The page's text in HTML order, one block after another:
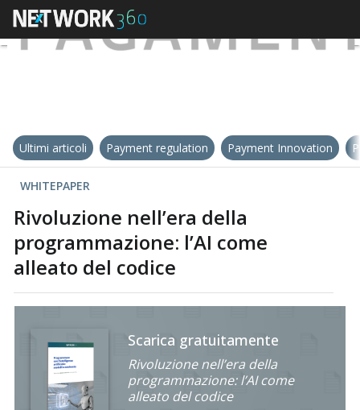
Ultimi articoli Payment regulation Payment Innovation
WHITEPAPER
Rivoluzione nell’era della
programmazione: l’AI come
alleato del codice
Scarica gratuitamente
Rivoluzione nell’era della
programmazione: l’AI come
alleato del codice